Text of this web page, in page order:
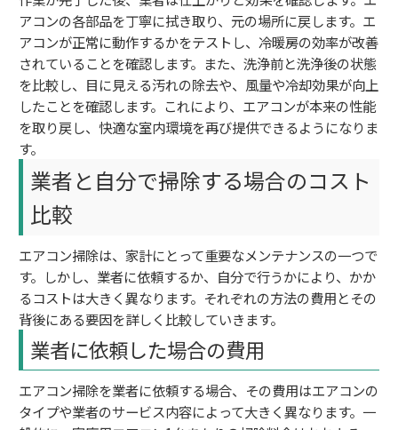
アコンの各部品を丁寧に拭き取り、元の場所に戻します。エ
アコンが正常に動作するかをテストし、冷暖房の効率が改善
されていることを確認します。また、洗浄前と洗浄後の状態
を比較し、目に見える汚れの除去や、風量や冷却効果が向上
したことを確認します。これにより、エアコンが本来の性能
を取り戻し、快適な室内環境を再び提供できるようになりま
す。
業者と自分で掃除する場合のコスト
比較
エアコン掃除は、家計にとって重要なメンテナンスの一つで
す。しかし、業者に依頼するか、自分で行うかにより、かか
るコストは大きく異なります。それぞれの方法の費用とその
背後にある要因を詳しく比較していきます。
業者に依頼した場合の費用
エアコン掃除を業者に依頼する場合、その費用はエアコンの
タイプや業者のサービス内容によって大きく異なります。一